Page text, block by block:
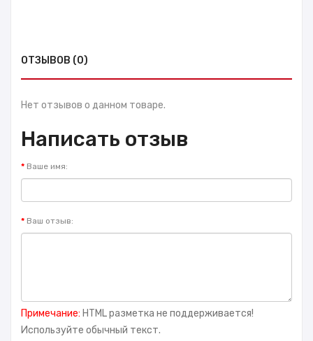
ОТЗЫВОВ (0)
Нет отзывов о данном товаре.
Написать отзыв
Ваше имя:
Ваш отзыв:
Примечание: HTML разметка не поддерживается!
Используйте обычный текст.